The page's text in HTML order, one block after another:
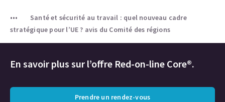
Santé et sécurité au travail : quel nouveau cadre
stratégique pour l’UE ? avis du Comité des régions
En savoir plus sur l’offre Red-on-line Core®.
Prendre un rendez-vous